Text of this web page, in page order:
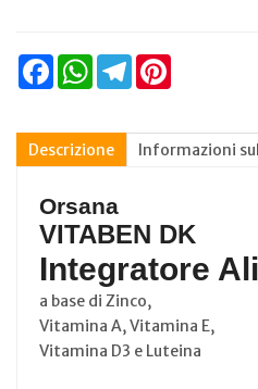
FacebookWhatsAppTelegram
Descrizione Informazioni
Orsana
VITABEN DK
Integratore
a base di Zinco,
Vitamina A, Vitamina E,
Vitamina D3 e Luteina